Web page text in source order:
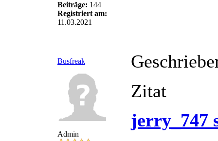
Beiträge: 144
Registriert am:
11.03.2021
Busfreak
Admin
Zitat
jerry_747